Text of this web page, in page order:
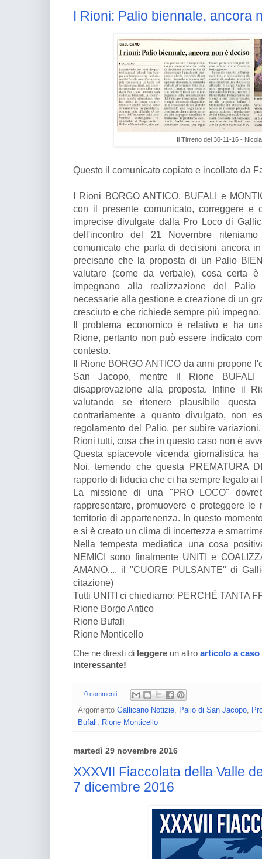
I Rioni: Palio biennale, ancora
Il Tirreno del 30-11-16 -
Questo il comunicato copiato e incollato da
I Rioni BORGO ANTICO, BUFALI e
con il presente comunicato, correggere e
imprecise divulgate dalla Pro Loco di
dell'incontro del 21 Novembre
comunicato che parla di decisioni ancora
precisano che la proposta di un Palio
valutare (come da verbale), cosa certa
impegnano alla realizzazione del
necessarie alla gestione e creazione di un
cresciuto e che richiede sempre più
Il problema economico è relativo e ha
Rione, pertanto non può essere indicato
contesto.
Il Rione BORGO ANTICO da anni propone
San Jacopo, mentre il Rione BUFALI
disapprovazione alla proposta. Infine il
valutando se ritenere plausibile
contrariamente a quanto divulgato, non
regolamento del Palio, per subire
Rioni tutti, cosa che in questo caso non è
Questa spiacevole vicenda giornalistica
Noi, temendo che questa PREMATURA
rapporto di fiducia che ci ha sempre legato
La missione di una "PRO LOCO"
rappresentare, promuovere e proteggere
territorio di appartenenza. In questo
e si è creato un clima di incertezza e
Nella tempesta mediatica una cosa
NEMICI sono finalmente UNITI e
AMANO.... il "CUORE PULSANTE" di
citazione)
Tutti UNITI ci chiediamo: PERCHÉ TANTA
Rione Borgo Antico
Rione Bufali
Rione Monticello
Che ne diresti di leggere un altro articolo a caso
interessante!
0 commenti
Argomento Gallicano Notizie Palio di San Jacopo
Bufali
Rione Monticello
martedì 29 novembre 2016
XXXVII Fiaccolata della Valle
7 dicembre 2016